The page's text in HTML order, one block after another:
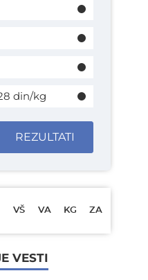
din/kg
REZULTATI
VŠ VA KG ZA
VESTI